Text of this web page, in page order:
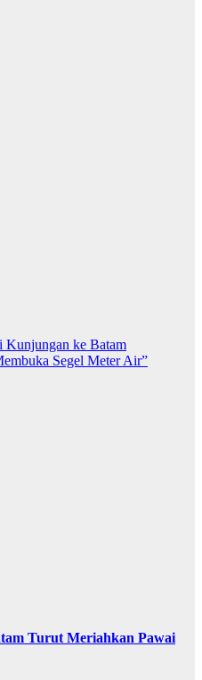
Kunjungan ke Batam
Segel Meter Air”
Turut Meriahkan Pawai